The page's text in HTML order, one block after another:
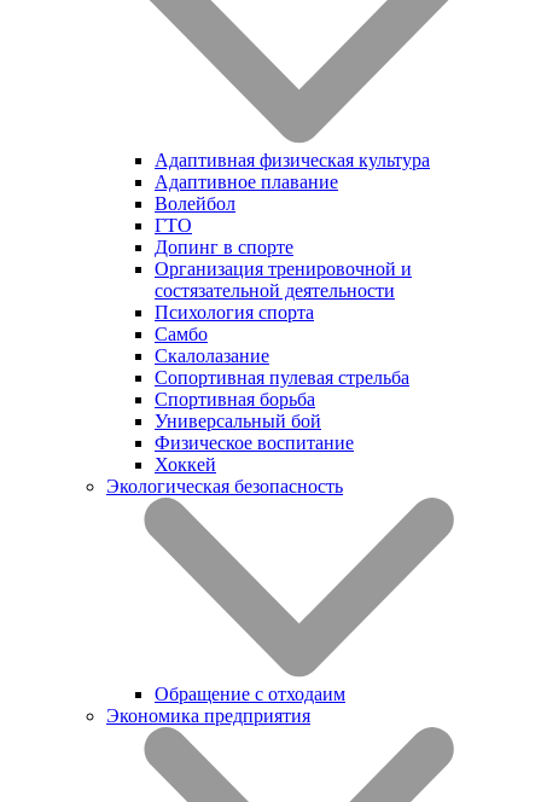
Адаптивная физическая культура
Адаптивное плавание
Волейбол
ГТО
Допинг в спорте
Организация тренировочной и
состязательной деятельности
Психология спорта
Самбо
Скалолазание
Сопортивная пулевая стрельба
Спортивная борьба
Универсальный бой
Физическое воспитание
Хоккей
Экологическая безопасность
Обращение с отходаим
Экономика предприятия